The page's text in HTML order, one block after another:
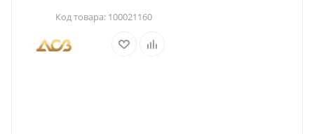
Код товара: 100021160